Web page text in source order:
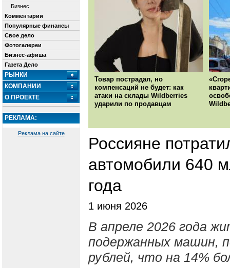
Бизнес
Комментарии
Популярные финансы
Свое дело
Фотогалереи
Бизнес-афиша
Газета Дело
РЫНКИ
КОМПАНИИ
О ПРОЕКТЕ
РЕКЛАМА:
Реклама на сайте
Товар пострадал, но
компенсаций не будет: как
атаки на склады Wildberries
ударили по продавцам
Россияне
автомобили 640
года
1 июня 2026
В апреле 2026 года
подержанных машин,
рублей, что на 14%